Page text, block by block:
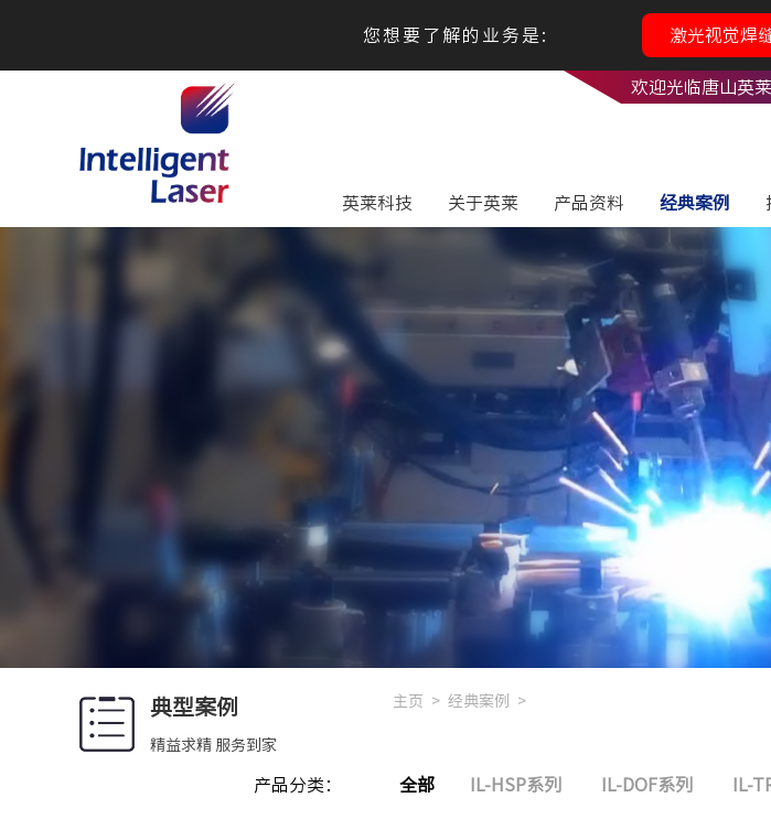
您想要了解的业务是: 激光视觉焊
欢迎光临唐山英
英莱科技 关于英莱 产品资料 经典案例
典型案例
精益求精 服务到家
主页 > 经典案例 >
产品分类： 全部 IL-HSP系列 IL-DOF系列 IL-